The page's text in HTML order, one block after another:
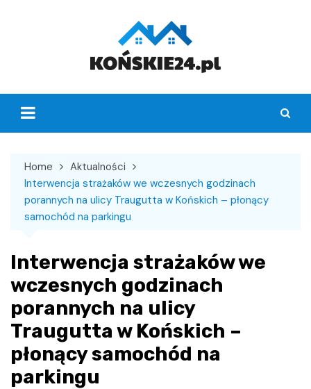
Home
Aktualności
Interwencja strażaków we wczesnych godzinach
porannych na ulicy Traugutta w Końskich – płonący
samochód na parkingu
Interwencja strażaków we
wczesnych godzinach
porannych na ulicy
Traugutta w Końskich –
płonący samochód na
parkingu